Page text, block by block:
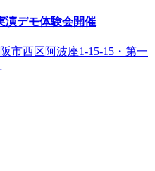
演デモ体験会開催
市西区阿波座1-15-15・第一